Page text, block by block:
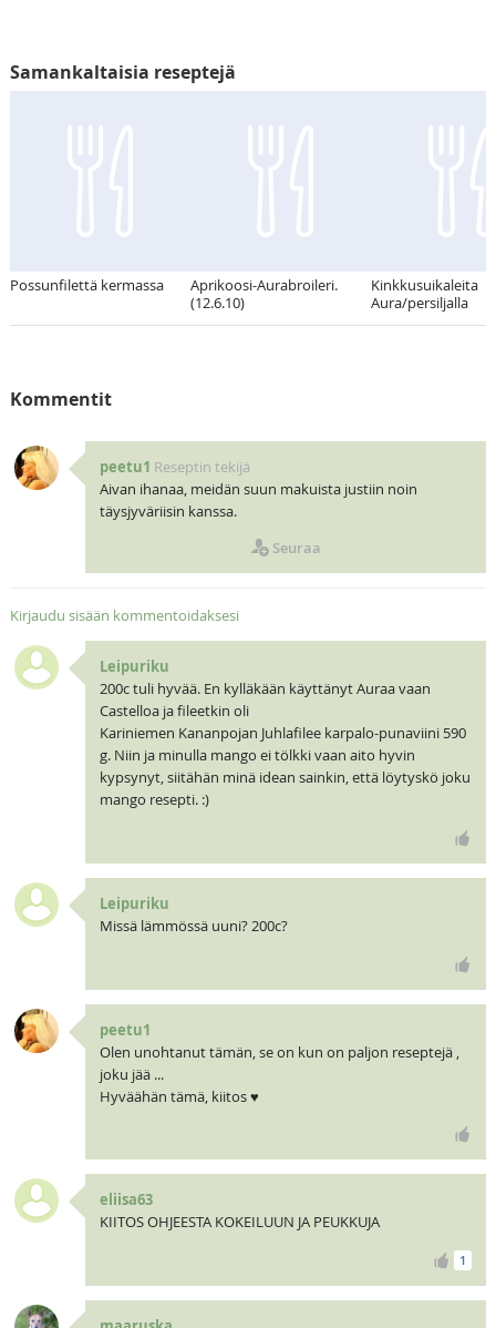
Samankaltaisia reseptejä
Possunfilettä kermassa
Aprikoosi-Aurabroileri.
(12.6.10)
Kinkkusuikaleita
Aura/persiljalla
Kommentit
peetu1 Reseptin tekijä
Aivan ihanaa, meidän suun makuista justiin noin
täysjyväriisin kanssa.
Seuraa
Kirjaudu sisään kommentoidaksesi
Leipuriku
200c tuli hyvää. En kylläkään käyttänyt Auraa vaan
Castelloa ja fileetkin oli
Kariniemen Kananpojan Juhlafilee karpalo-punaviini 590
g. Niin ja minulla mango ei tölkki vaan aito hyvin
kypsynyt, siitähän minä idean sainkin, että löytyskö joku
mango resepti. :)
Leipuriku
Missä lämmössä uuni? 200c?
peetu1
Olen unohtanut tämän, se on kun on paljon reseptejä ,
joku jää ...
Hyväähän tämä, kiitos ♥
eliisa63
KIITOS OHJEESTA KOKEILUUN JA PEUKKUJA
1